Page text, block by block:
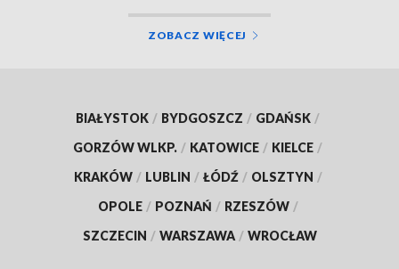
ZOBACZ WIĘCEJ
BIAŁYSTOK / BYDGOSZCZ / GDAŃSK /
GORZÓW WLKP. / KATOWICE / KIELCE /
KRAKÓW / LUBLIN / ŁÓDŹ / OLSZTYN /
OPOLE / POZNAŃ / RZESZÓW /
SZCZECIN / WARSZAWA / WROCŁAW